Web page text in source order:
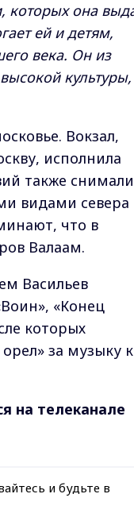
которых она
ей и детям,
века. Он из
культуры,
Вокзал,
исполнила
также
видами севера
что в
Валаам.
Васильев
«Конец
которых
за музыку к
на телеканале
и будьте в